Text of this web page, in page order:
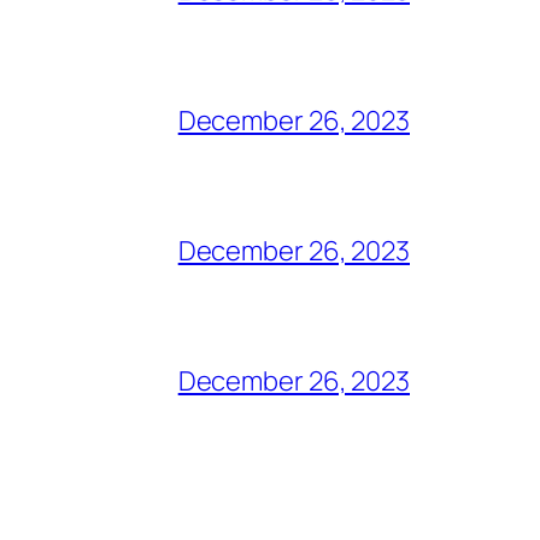
December 26, 2023
December 26, 2023
December 26, 2023